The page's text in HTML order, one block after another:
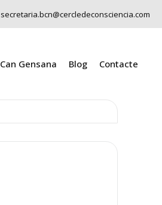
secretaria.bcn@cercledeconsciencia.com
Can Gensana Blog Contacte